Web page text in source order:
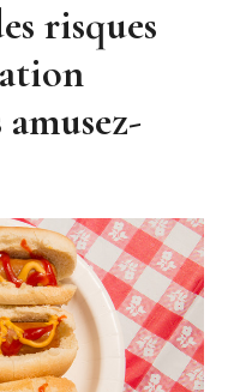
risques